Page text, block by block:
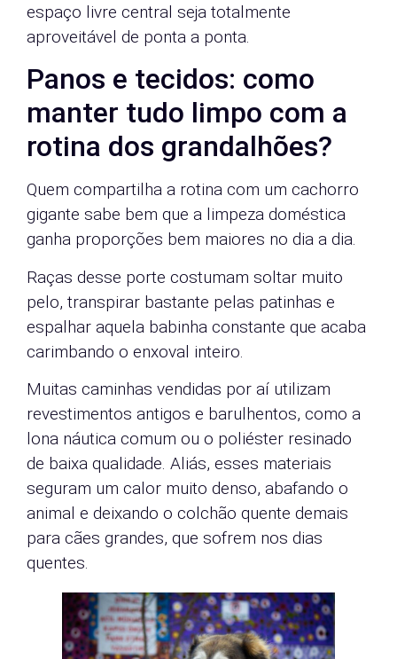
espaço livre central seja totalmente
aproveitável de ponta a ponta.
Panos e tecidos: como
manter tudo limpo com a
rotina dos grandalhões?
Quem compartilha a rotina com um cachorro
gigante sabe bem que a limpeza doméstica
ganha proporções bem maiores no dia a dia.
Raças desse porte costumam soltar muito
pelo, transpirar bastante pelas patinhas e
espalhar aquela babinha constante que acaba
carimbando o enxoval inteiro.
Muitas caminhas vendidas por aí utilizam
revestimentos antigos e barulhentos, como a
lona náutica comum ou o poliéster resinado
de baixa qualidade. Aliás, esses materiais
seguram um calor muito denso, abafando o
animal e deixando o colchão quente demais
para cães grandes, que sofrem nos dias
quentes.